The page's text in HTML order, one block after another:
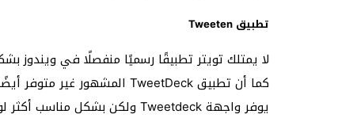
تطبيق Tweeten
لا يمتلك تويتر تطبيقًا رسميًا منفصلًا في ويندوز